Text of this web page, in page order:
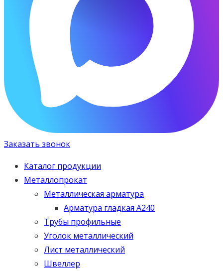
Заказать звонок
Каталог продукции
Металлопрокат
Металлическая арматура
Арматура гладкая А240
Трубы профильные
Уголок металлический
Лист металлический
Швеллер